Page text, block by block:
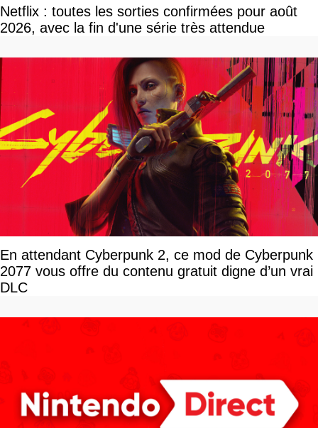
Netflix : toutes les sorties confirmées pour août
2026, avec la fin d'une série très attendue
En attendant Cyberpunk 2, ce mod de Cyberpunk
2077 vous offre du contenu gratuit digne d’un vrai
DLC